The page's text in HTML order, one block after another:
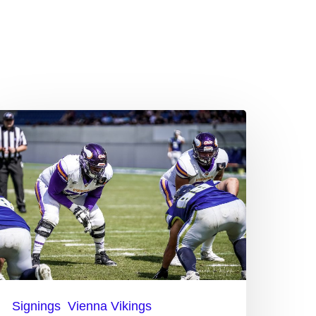
Signings Vienna Vikings